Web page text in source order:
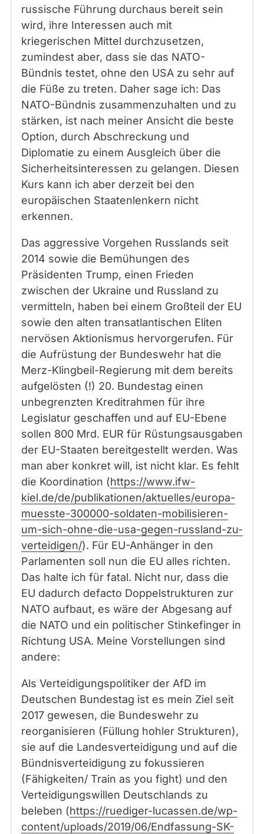
russische Führung durchaus bereit sein
wird, ihre Interessen auch mit
kriegerischen Mittel durchzusetzen,
zumindest aber, dass sie das NATO-
Bündnis testet, ohne den USA zu sehr auf
die Füße zu treten. Daher sage ich: Das
NATO-Bündnis zusammenzuhalten und zu
stärken, ist nach meiner Ansicht die beste
Option, durch Abschreckung und
Diplomatie zu einem Ausgleich über die
Sicherheitsinteressen zu gelangen. Diesen
Kurs kann ich aber derzeit bei den
europäischen Staatenlenkern nicht
erkennen.
Das aggressive Vorgehen Russlands seit
2014 sowie die Bemühungen des
Präsidenten Trump, einen Frieden
zwischen der Ukraine und Russland zu
vermitteln, haben bei einem Großteil der EU
sowie den alten transatlantischen Eliten
nervösen Aktionismus hervorgerufen. Für
die Aufrüstung der Bundeswehr hat die
Merz-Klingbeil-Regierung mit dem bereits
aufgelösten (!) 20. Bundestag einen
unbegrenzten Kreditrahmen für ihre
Legislatur geschaffen und auf EU-Ebene
sollen 800 Mrd. EUR für Rüstungsausgaben
der EU-Staaten bereitgestellt werden. Was
man aber konkret will, ist nicht klar. Es fehlt
die Koordination (https://www.ifw-
kiel.de/de/publikationen/aktuelles/europa-
muesste-300000-soldaten-mobilisieren-
um-sich-ohne-die-usa-gegen-russland-zu-
verteidigen/). Für EU-Anhänger in den
Parlamenten soll nun die EU alles richten.
Das halte ich für fatal. Nicht nur, dass die
EU dadurch defacto Doppelstrukturen zur
NATO aufbaut, es wäre der Abgesang auf
die NATO und ein politischer Stinkefinger in
Richtung USA. Meine Vorstellungen sind
andere:
Als Verteidigungspolitiker der AfD im
Deutschen Bundestag ist es mein Ziel seit
2017 gewesen, die Bundeswehr zu
reorganisieren (Füllung hohler Strukturen),
sie auf die Landesverteidigung und auf die
Bündnisverteidigung zu fokussieren
(Fähigkeiten/ Train as you fight) und den
Verteidigungswillen Deutschlands zu
beleben (https://ruediger-lucassen.de/wp-
content/uploads/2019/06/Endfassung-SK-